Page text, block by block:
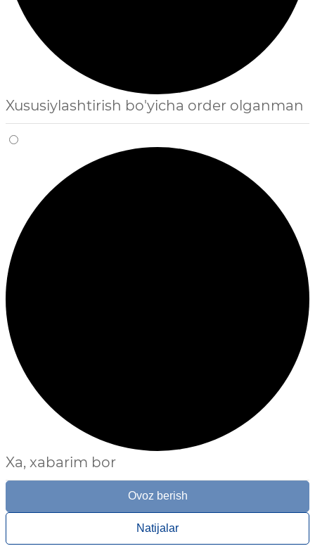
Xususiylashtirish bo'yicha order olganman
Xa, xabarim bor
Ovoz berish
Natijalar